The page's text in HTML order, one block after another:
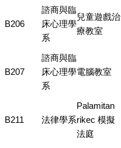
B206
諮商與臨
床心理學
系
兒童遊戲治
療教室
B207
諮商與臨
床心理學
系
電腦教室
B211 法律學系
Palamitan
rikec 模擬
法庭